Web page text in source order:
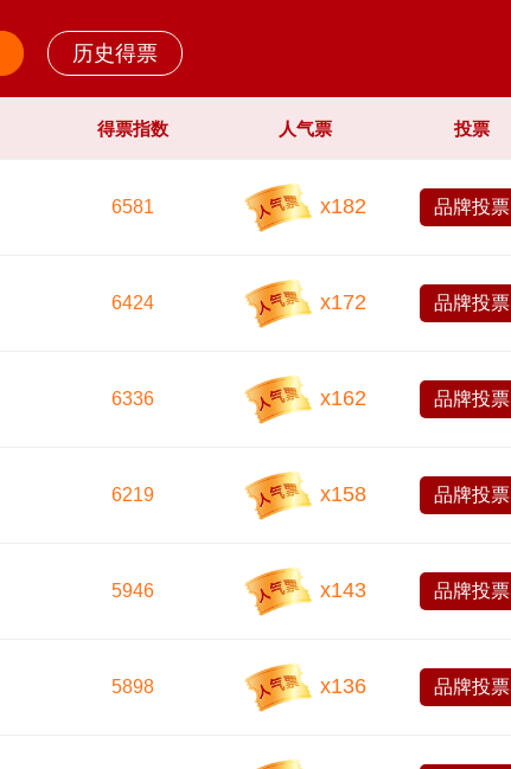
历史得票
得票指数 人气票 投票
6581 x182 品牌投票
6424 x172 品牌投票
6336 x162 品牌投票
6219 x158 品牌投票
5946 x143 品牌投票
5898 x136 品牌投票
今顶KIND 400-826-5225